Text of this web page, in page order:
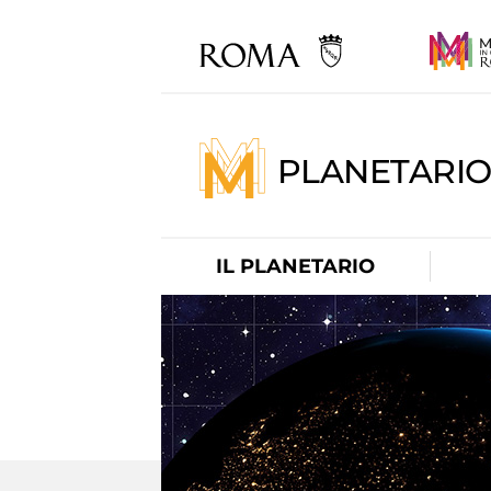
PLANETARIO
IL PLANETARIO